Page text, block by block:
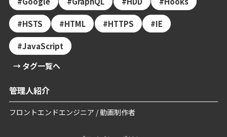
HSTS HTML HTTPS IE
JavaScript
→ タグ一覧へ
管理人紹介
フロントエンドエンジニア / 動画制作者